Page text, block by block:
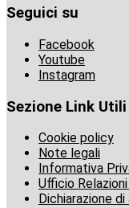
Seguici su
Facebook
Youtube
Instagram
Sezione Link Utili
Cookie policy
Note legali
Informativa
Ufficio
Dichiarazione